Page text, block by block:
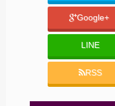
Google+
LINE
RSS